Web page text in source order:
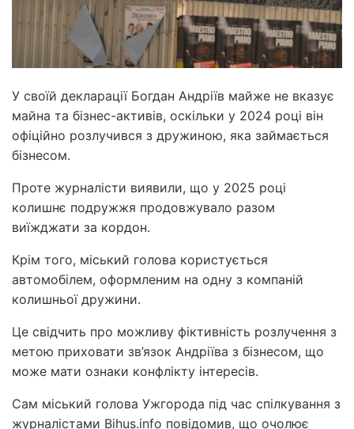
У своїй декларації Богдан Андріїв майже не вказує
майна та бізнес-активів, оскільки у 2024 році він
офіційно розлучився з дружиною, яка займається
бізнесом.
Проте журналісти виявили, що у 2025 році
колишнє подружжя продовжувало разом
виїжджати за кордон.
Крім того, міський голова користується
автомобілем, оформленим на одну з компаній
колишньої дружини.
Це свідчить про можливу фіктивність розлучення з
метою приховати зв’язок Андріїва з бізнесом, що
може мати ознаки конфлікту інтересів.
Сам міський голова Ужгорода під час спілкування з
журналістами Bihus.info повідомив, що очолює